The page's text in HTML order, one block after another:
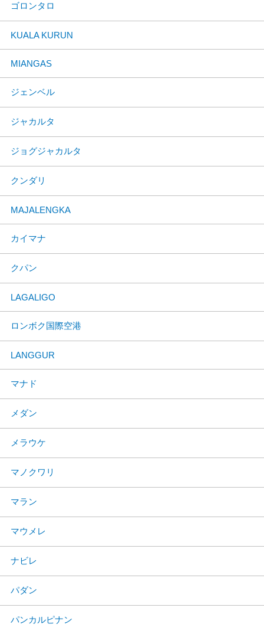
ゴロンタロ
KUALA KURUN
MIANGAS
ジェンベル
ジャカルタ
ジョグジャカルタ
クンダリ
MAJALENGKA
カイマナ
クパン
LAGALIGO
ロンボク国際空港
LANGGUR
マナド
メダン
メラウケ
マノクワリ
マラン
マウメレ
ナビレ
パダン
パンカルピナン